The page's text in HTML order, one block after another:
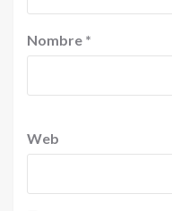
Nombre *
Web